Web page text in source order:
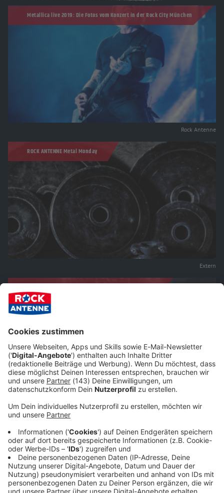
Metallica live 2019: Die Fotos vom Konzert in der Rock City München
Rock Antenne
ROCK ANTENNE Metal Monday
Extern
Festival Service GmbH